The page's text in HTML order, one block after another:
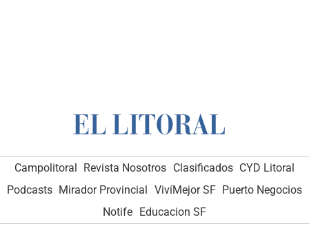
Campolitoral Revista Nosotros Clasificados CYD Litoral
Podcasts Mirador Provincial VivíMejor SF Puerto Negocios
Notife Educacion SF